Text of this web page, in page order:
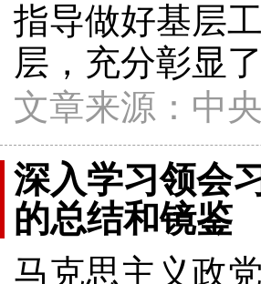
指导做好基层
层，充分彰显
文章来源：中
深入学习领会
的总结和镜鉴
马克思主义政